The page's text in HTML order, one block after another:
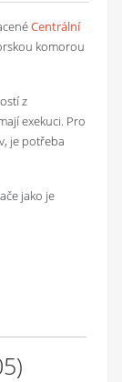
Centrální
komorou
z
exekuci. Pro
je potřeba
jako je
)